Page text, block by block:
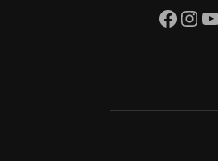
Facebook InstagramYouTube